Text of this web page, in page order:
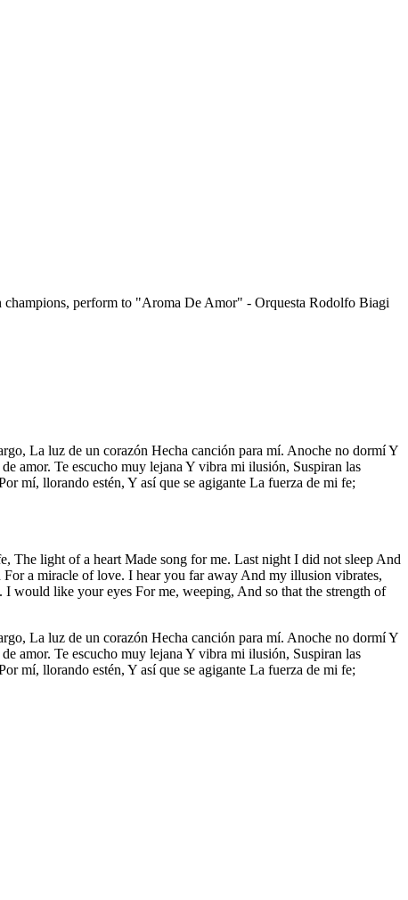
champions, perform to "Aroma De Amor" - Orquesta Rodolfo Biagi
La luz de un corazón Hecha canción para mí. Anoche no dormí Y
amor. Te escucho muy lejana Y vibra mi ilusión, Suspiran las
mí, llorando estén, Y así que se agigante La fuerza de mi fe;
light of a heart Made song for me. Last night I did not sleep And
a miracle of love. I hear you far away And my illusion vibrates,
would like your eyes For me, weeping, And so that the strength of
La luz de un corazón Hecha canción para mí. Anoche no dormí Y
amor. Te escucho muy lejana Y vibra mi ilusión, Suspiran las
mí, llorando estén, Y así que se agigante La fuerza de mi fe;